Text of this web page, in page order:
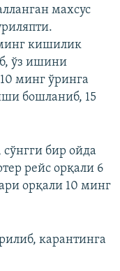
махсус
кишилик
ўз ишини
минг ўринга
бошланиб, 15
бир ойда
рейс орқали 6
орқали 10 минг
карантинга